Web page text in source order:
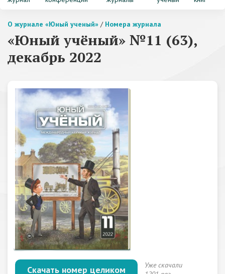
О журнале «Юный ученый» / Номера журнала
«Юный учёный» №11 (63),
декабрь 2022
Скачать номер целиком
Уже скачали